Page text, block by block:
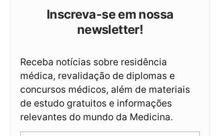
Inscreva-se em nossa
newsletter!
Receba notícias sobre residência
médica, revalidação de diplomas e
concursos médicos, além de materiais
de estudo gratuitos e informações
relevantes do mundo da Medicina.